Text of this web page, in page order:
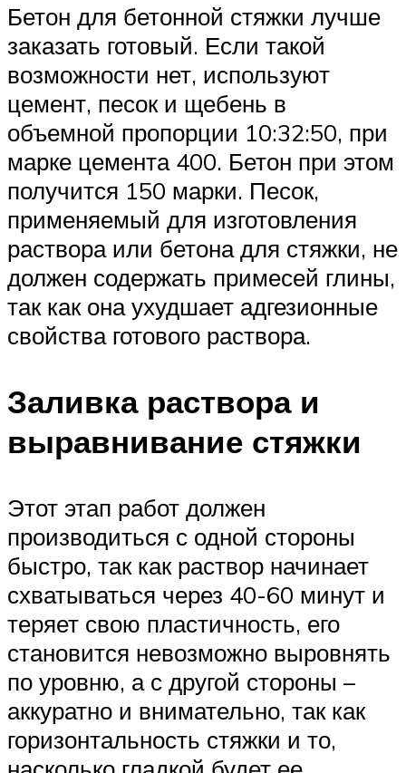
Бетон для бетонной стяжки лучше
заказать готовый. Если такой
возможности нет, используют
цемент, песок и щебень в
объемной пропорции 10:32:50, при
марке цемента 400. Бетон при этом
получится 150 марки. Песок,
применяемый для изготовления
раствора или бетона для стяжки, не
должен содержать примесей глины,
так как она ухудшает адгезионные
свойства готового раствора.
Заливка раствора и
выравнивание стяжки
Этот этап работ должен
производиться с одной стороны
быстро, так как раствор начинает
схватываться через 40-60 минут и
теряет свою пластичность, его
становится невозможно выровнять
по уровню, а с другой стороны –
аккуратно и внимательно, так как
горизонтальность стяжки и то,